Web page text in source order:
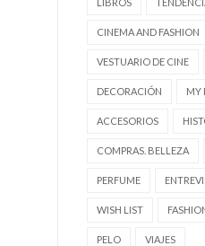
CINEMA AND FASHION
VESTUARIO DE CINE
DECORACIÓN MY
ACCESORIOS
COMPRAS. BELLEZA
PERFUME
WISH LIST
PELO VIAJES